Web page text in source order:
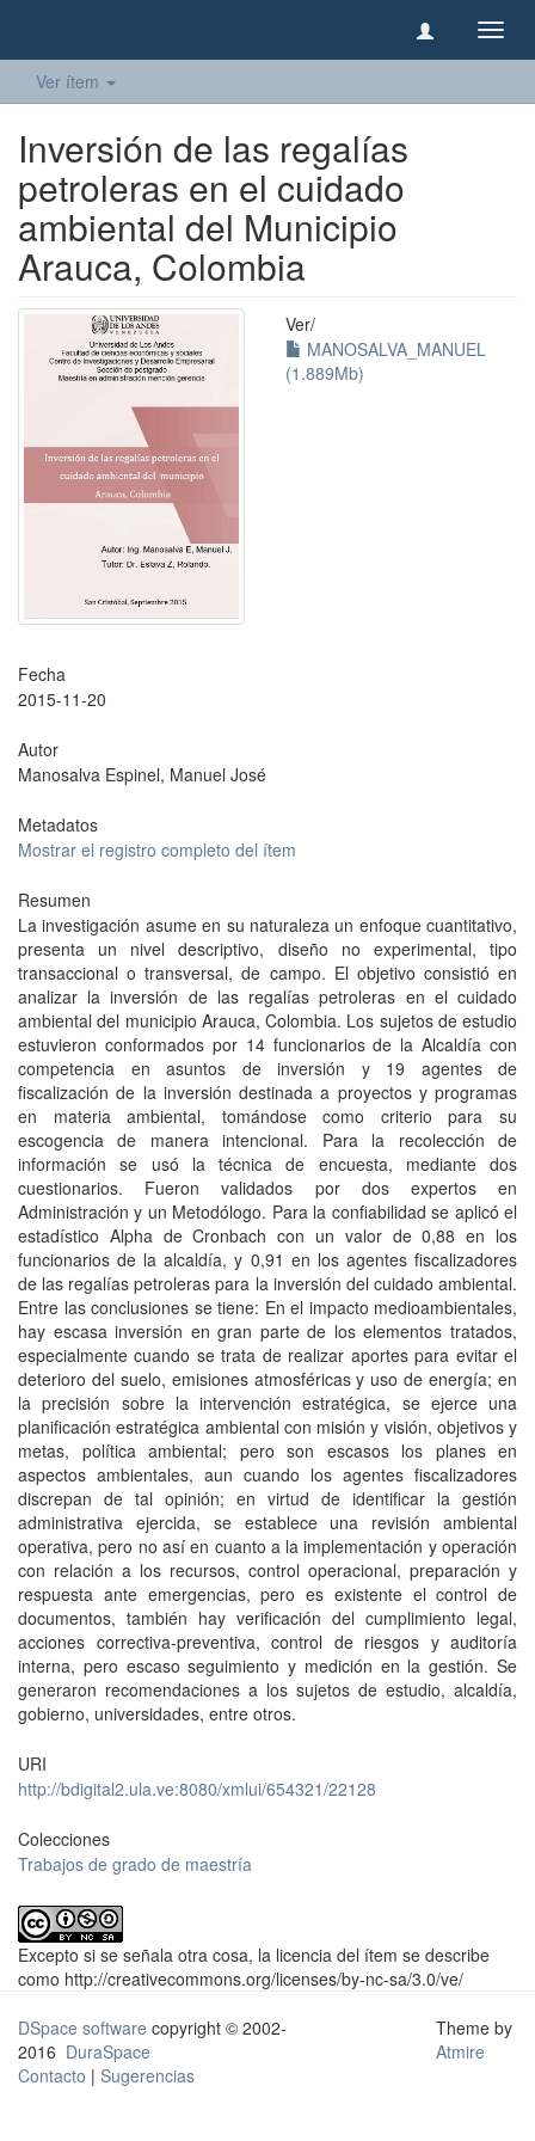
Ver ítem
Inversión de las regalías
petroleras en el cuidado
ambiental del Municipio
Arauca, Colombia
Ver/
MANOSALVA_MANUEL
(1.889Mb)
Fecha
2015-11-20
Autor
Manosalva Espinel, Manuel José
Metadatos
Mostrar el registro completo del ítem
Resumen
La investigación asume en su naturaleza un enfoque cuantitativo,
presenta un nivel descriptivo, diseño no experimental, tipo
transaccional o transversal, de campo. El objetivo consistió en
analizar la inversión de las regalías petroleras en el cuidado
ambiental del municipio Arauca, Colombia. Los sujetos de estudio
estuvieron conformados por 14 funcionarios de la Alcaldía con
competencia en asuntos de inversión y 19 agentes de
fiscalización de la inversión destinada a proyectos y programas
en materia ambiental, tomándose como criterio para su
escogencia de manera intencional. Para la recolección de
información se usó la técnica de encuesta, mediante dos
cuestionarios. Fueron validados por dos expertos en
Administración y un Metodólogo. Para la confiabilidad se aplicó el
estadístico Alpha de Cronbach con un valor de 0,88 en los
funcionarios de la alcaldía, y 0,91 en los agentes fiscalizadores
de las regalías petroleras para la inversión del cuidado ambiental.
Entre las conclusiones se tiene: En el impacto medioambientales,
hay escasa inversión en gran parte de los elementos tratados,
especialmente cuando se trata de realizar aportes para evitar el
deterioro del suelo, emisiones atmosféricas y uso de energía; en
la precisión sobre la intervención estratégica, se ejerce una
planificación estratégica ambiental con misión y visión, objetivos y
metas, política ambiental; pero son escasos los planes en
aspectos ambientales, aun cuando los agentes fiscalizadores
discrepan de tal opinión; en virtud de identificar la gestión
administrativa ejercida, se establece una revisión ambiental
operativa, pero no así en cuanto a la implementación y operación
con relación a los recursos, control operacional, preparación y
respuesta ante emergencias, pero es existente el control de
documentos, también hay verificación del cumplimiento legal,
acciones correctiva-preventiva, control de riesgos y auditoría
interna, pero escaso seguimiento y medición en la gestión. Se
generaron recomendaciones a los sujetos de estudio, alcaldía,
gobierno, universidades, entre otros.
URI
http://bdigital2.ula.ve:8080/xmlui/654321/22128
Colecciones
Trabajos de grado de maestría
Excepto si se señala otra cosa, la licencia del ítem se describe
como http://creativecommons.org/licenses/by-nc-sa/3.0/ve/
DSpace software copyright © 2002-
2016 DuraSpace
Contacto | Sugerencias
Theme by
Atmire